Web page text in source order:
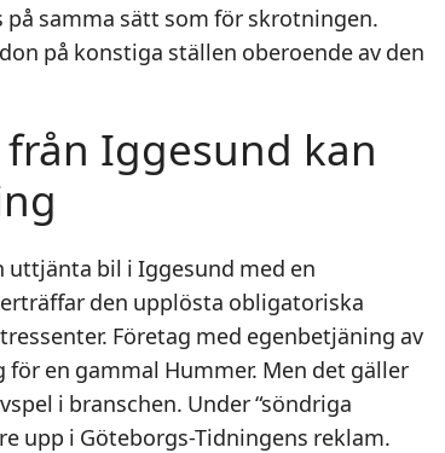
samma sätt som för skrotningen.
på konstiga ställen oberoende av den
Iggesund kan
bil i Iggesund med en
den upplösta obligatoriska
Företag med egenbetjäning av
en gammal Hummer. Men det gäller
i branschen. Under “söndriga
upp i Göteborgs-Tidningens reklam.